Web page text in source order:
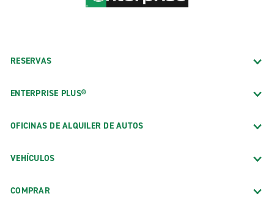
RESERVAS
ENTERPRISE PLUS®
OFICINAS DE ALQUILER DE AUTOS
VEHÍCULOS
COMPRAR